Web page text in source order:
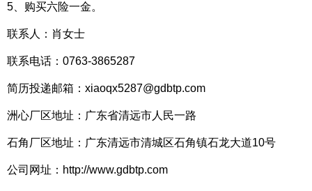
5、购买六险一金。
联系人：肖女士
联系电话：0763-3865287
简历投递邮箱：xiaoqx5287@gdbtp.com
洲心厂区地址：广东省清远市人民一路
石角厂区地址：广东清远市清城区石角镇石龙大道10号
公司网址：http://www.gdbtp.com